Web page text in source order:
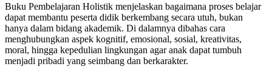
Buku Pembelajaran Holistik menjelaskan bagaimana proses belajar
dapat membantu peserta didik berkembang secara utuh, bukan
hanya dalam bidang akademik. Di dalamnya dibahas cara
menghubungkan aspek kognitif, emosional, sosial, kreativitas,
moral, hingga kepedulian lingkungan agar anak dapat tumbuh
menjadi pribadi yang seimbang dan berkarakter.